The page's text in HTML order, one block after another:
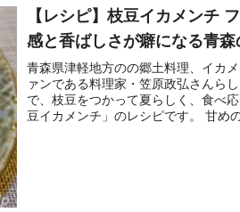
【レシピ】枝豆イカメンチ
感と香ばしさが癖になる青森
青森県津軽地方のの郷土料理、イカ
ァンである料理家・笠原政弘さんら
で、枝豆をつかって夏らしく、食べ
豆イカメンチ」のレシピです。 甘め